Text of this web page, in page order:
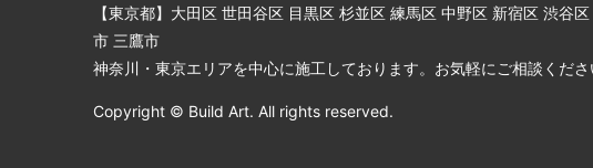
【東京都】大田区 世田谷区 目黒区 杉並区 練馬区 中野区 新宿区 渋
市 三鷹市
神奈川・東京エリアを中心に施工しております。お気軽にご相談くださ
Copyright © Build Art. All rights reserved.